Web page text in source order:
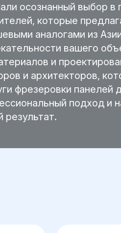
осознанный выбор в
которые
аналогами из
вашего
и
и архитекторов,
фрезеровки панелей
подход
результат.